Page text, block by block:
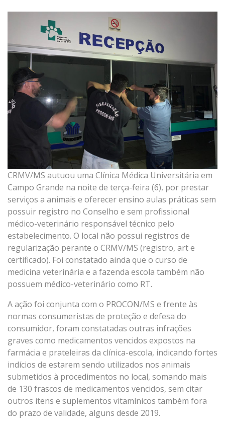
CRMV/MS autuou uma Clínica Médica Universitária em
Campo Grande na noite de terça-feira (6), por prestar
serviços a animais e oferecer ensino aulas práticas sem
possuir registro no Conselho e sem profissional
médico-veterinário responsável técnico pelo
estabelecimento. O local não possui registros de
regularização perante o CRMV/MS (registro, art e
certificado). Foi constatado ainda que o curso de
medicina veterinária e a fazenda escola também não
possuem médico-veterinário como RT.
A ação foi conjunta com o PROCON/MS e frente às
normas consumeristas de proteção e defesa do
consumidor, foram constatadas outras infrações
graves como medicamentos vencidos expostos na
farmácia e prateleiras da clínica-escola, indicando fortes
indícios de estarem sendo utilizados nos animais
submetidos à procedimentos no local, somando mais
de 130 frascos de medicamentos vencidos, sem citar
outros itens e suplementos vitamínicos também fora
do prazo de validade, alguns desde 2019.